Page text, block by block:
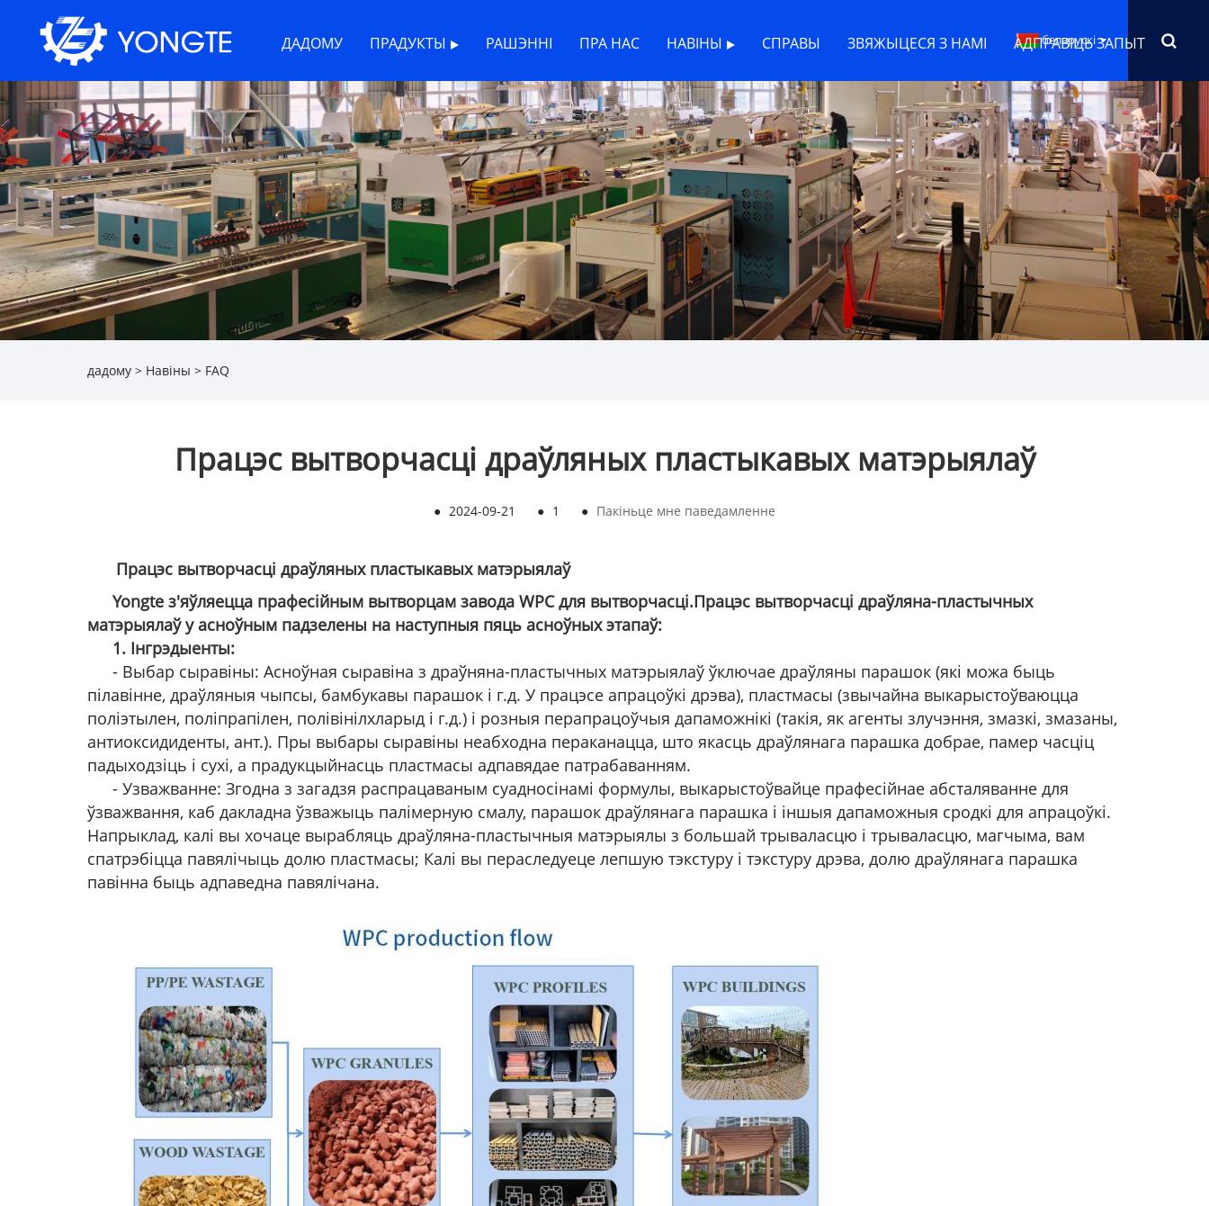
ДАДОМУ ПРАДУКТЫ РАШЭННІ ПРА НАС НАВІНЫ СПРАВЫ ЗВЯЖЫЦЕСЯ З НАМІ АДПРАВІЦЬ ЗАПЫТ
беларускі
дадому > Навіны > FAQ
Працэс вытворчасці драўляных пластыкавых матэрыялаў
● 2024-09-21 ● 1 ● Пакіньце мне паведамленне
Працэс вытворчасці драўляных пластыкавых матэрыялаў
Yongte з'яўляецца прафесійным вытворцам завода WPC для вытворчасці.Працэс вытворчасці драўляна-пластычных
матэрыялаў у асноўным падзелены на наступныя пяць асноўных этапаў:
1. Інгрэдыенты:
- Выбар сыравіны: Асноўная сыравіна з драўняна-пластычных матэрыялаў ўключае драўляны парашок (які можа быць
пілавінне, драўляныя чыпсы, бамбукавы парашок і г.д. У працэсе апрацоўкі дрэва), пластмасы (звычайна выкарыстоўваюцца
поліэтылен, поліпрапілен, полівінілхларыд і г.д.) і розныя перапрацоўчыя дапаможнікі (такія, як агенты злучэння, змазкі, змазаны,
антиоксидиденты, ант.). Пры выбары сыравіны неабходна пераканацца, што якасць драўлянага парашка добрае, памер часціц
падыходзіць і сухі, а прадукцыйнасць пластмасы адпавядае патрабаванням.
- Узважванне: Згодна з загадзя распрацаваным суадносінамі формулы, выкарыстоўвайце прафесійнае абсталяванне для
ўзважвання, каб дакладна ўзважыць палімерную смалу, парашок драўлянага парашка і іншыя дапаможныя сродкі для апрацоўкі.
Напрыклад, калі вы хочаце вырабляць драўляна-пластычныя матэрыялы з большай трываласцю і трываласцю, магчыма, вам
спатрэбіцца павялічыць долю пластмасы; Калі вы пераследуеце лепшую тэкстуру і тэкстуру дрэва, долю драўлянага парашка
павінна быць адпаведна павялічана.